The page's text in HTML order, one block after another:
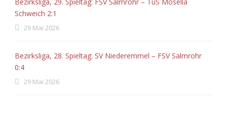
Schweich 2:1
29 Mai 2026
Bezirksliga, 28. Spieltag: SV Niederemmel – FSV Salmrohr
0:4
29 Mai 2026